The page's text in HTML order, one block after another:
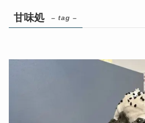
甘味処 – tag –